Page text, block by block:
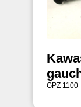
GPZ 1100